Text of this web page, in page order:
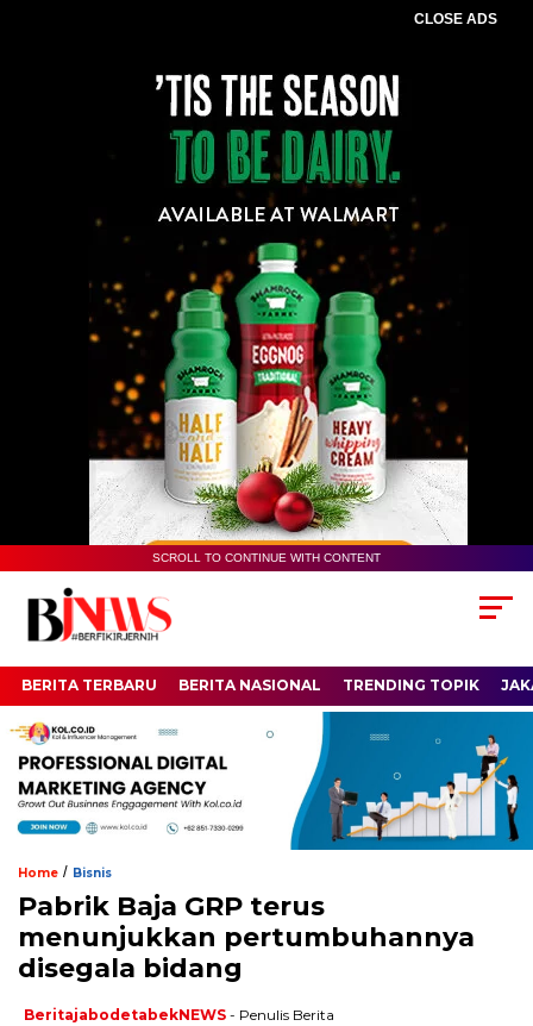
CLOSE ADS
SCROLL TO CONTINUE WITH CONTENT
BERITA TERBARU BERITA NASIONAL TRENDING TOPIK
Home / Bisnis
Pabrik Baja GRP terus
menunjukkan pertumbuhannya
disegala bidang
BeritajabodetabekNEWS - Penulis Berita